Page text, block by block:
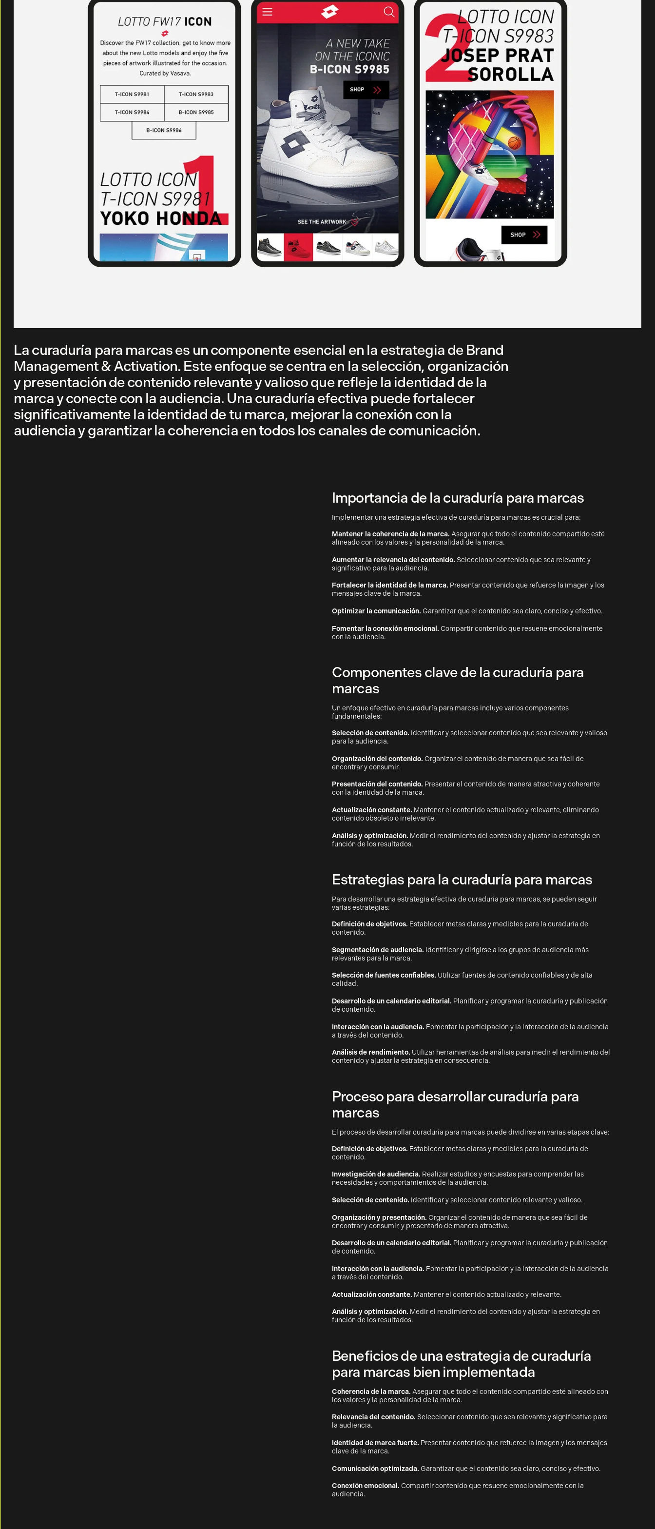
La curaduría para marcas es un componente esencial en la estrategia de Brand
Management & Activation. Este enfoque se centra en la selección, organización
y presentación de contenido relevante y valioso que refleje la identidad de la
marca y conecte con la audiencia. Una curaduría efectiva puede fortalecer
significativamente la identidad de tu marca, mejorar la conexión con la
audiencia y garantizar la coherencia en todos los canales de comunicación.
Importancia de la curaduría para marcas
Implementar una estrategia efectiva de curaduría para marcas es crucial para:
Mantener la coherencia de la marca. Asegurar que todo el contenido compartido esté
alineado con los valores y la personalidad de la marca.
Aumentar la relevancia del contenido. Seleccionar contenido que sea relevante y
significativo para la audiencia.
Fortalecer la identidad de la marca. Presentar contenido que refuerce la imagen y los
mensajes clave de la marca.
Optimizar la comunicación. Garantizar que el contenido sea claro, conciso y efectivo.
Fomentar la conexión emocional. Compartir contenido que resuene emocionalmente
con la audiencia.
Componentes clave de la curaduría para
marcas
Un enfoque efectivo en curaduría para marcas incluye varios componentes
fundamentales:
Selección de contenido. Identificar y seleccionar contenido que sea relevante y valioso
para la audiencia.
Organización del contenido. Organizar el contenido de manera que sea fácil de
encontrar y consumir.
Presentación del contenido. Presentar el contenido de manera atractiva y coherente
con la identidad de la marca.
Actualización constante. Mantener el contenido actualizado y relevante, eliminando
contenido obsoleto o irrelevante.
Análisis y optimización. Medir el rendimiento del contenido y ajustar la estrategia en
función de los resultados.
Estrategias para la curaduría para marcas
Para desarrollar una estrategia efectiva de curaduría para marcas, se pueden seguir
varias estrategias:
Definición de objetivos. Establecer metas claras y medibles para la curaduría de
contenido.
Segmentación de audiencia. Identificar y dirigirse a los grupos de audiencia más
relevantes para la marca.
Selección de fuentes confiables. Utilizar fuentes de contenido confiables y de alta
calidad.
Desarrollo de un calendario editorial. Planificar y programar la curaduría y publicación
de contenido.
Interacción con la audiencia. Fomentar la participación y la interacción de la audiencia
a través del contenido.
Análisis de rendimiento. Utilizar herramientas de análisis para medir el rendimiento del
contenido y ajustar la estrategia en consecuencia.
Proceso para desarrollar curaduría para
marcas
El proceso de desarrollar curaduría para marcas puede dividirse en varias etapas clave:
Definición de objetivos. Establecer metas claras y medibles para la curaduría de
contenido.
Investigación de audiencia. Realizar estudios y encuestas para comprender las
necesidades y comportamientos de la audiencia.
Selección de contenido. Identificar y seleccionar contenido relevante y valioso.
Organización y presentación. Organizar el contenido de manera que sea fácil de
encontrar y consumir, y presentarlo de manera atractiva.
Desarrollo de un calendario editorial. Planificar y programar la curaduría y publicación
de contenido.
Interacción con la audiencia. Fomentar la participación y la interacción de la audiencia
a través del contenido.
Actualización constante. Mantener el contenido actualizado y relevante.
Análisis y optimización. Medir el rendimiento del contenido y ajustar la estrategia en
función de los resultados.
Beneficios de una estrategia de curaduría
para marcas bien implementada
Coherencia de la marca. Asegurar que todo el contenido compartido esté alineado con
los valores y la personalidad de la marca.
Relevancia del contenido. Seleccionar contenido que sea relevante y significativo para
la audiencia.
Identidad de marca fuerte. Presentar contenido que refuerce la imagen y los mensajes
clave de la marca.
Comunicación optimizada. Garantizar que el contenido sea claro, conciso y efectivo.
Conexión emocional. Compartir contenido que resuene emocionalmente con la
audiencia.